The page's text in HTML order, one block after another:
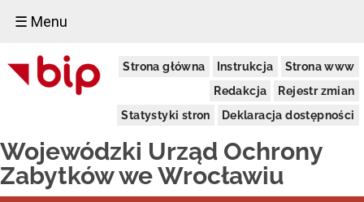
☰ Menu
Strona główna Instrukcja
Strona www
Redakcja
Rejestr zmian
Statystyki stron
Deklaracja dostępności
Wojewódzki Urząd Ochrony
Zabytków we Wrocławiu
Dostępność
Deklaracja
dostępności
realizowanym
projekcie
dofinansowanym